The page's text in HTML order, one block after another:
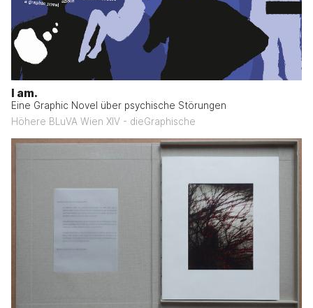
I am.
Eine Graphic Novel über psychische Störungen
Höhere BLuVA Wien XIV - dieGraphische